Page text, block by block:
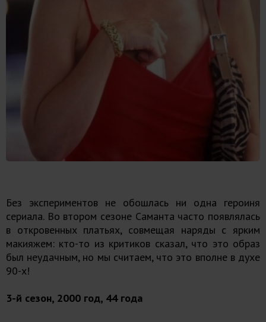
Без экспериментов не обошлась ни одна героиня
сериала. Во втором сезоне Саманта часто появлялась
в откровенных платьях, совмещая наряды с ярким
макияжем: кто-то из критиков сказал, что это образ
был неудачным, но мы считаем, что это вполне в духе
90-х!
3-й сезон, 2000 год, 44 года